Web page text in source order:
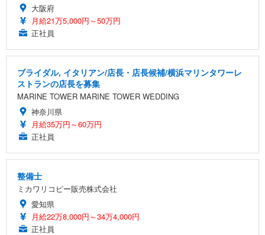
大阪府
月給21万5,000円～50万円
正社員
ブライダル, イタリアン/店長・店長候補/横浜マリンタワーレ
ストランの店長を募集
MARINE TOWER MARINE TOWER WEDDING
神奈川県
月給35万円～60万円
正社員
整備士
ミカワリコピー販売株式会社
愛知県
月給22万8,000円～34万4,000円
正社員